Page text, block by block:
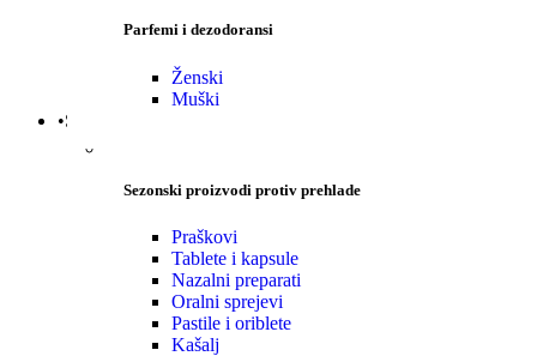
Parfemi i dezodoransi
Ženski
Muški
•Sezonski proizvodi
Sezonski proizvodi protiv prehlade
Praškovi
Tablete i kapsule
Nazalni preparati
Oralni sprejevi
Pastile i oriblete
Kašalj